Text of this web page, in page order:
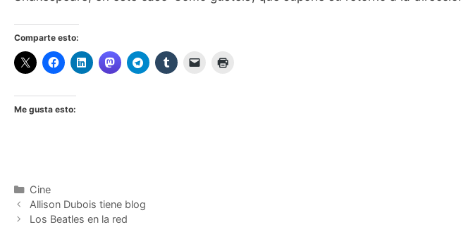
Comparte esto:
Me gusta esto:
Categorías
Cine
Allison Dubois tiene blog
Los Beatles en la red